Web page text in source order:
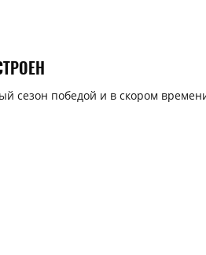
сезон победой и в скором